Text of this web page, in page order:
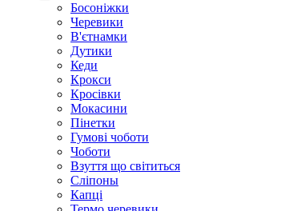
Босоніжки
Черевики
В'єтнамки
Дутики
Кеди
Крокси
Кросівки
Мокасини
Пінетки
Гумові чоботи
Чоботи
Взуття що світиться
Сліпоны
Капці